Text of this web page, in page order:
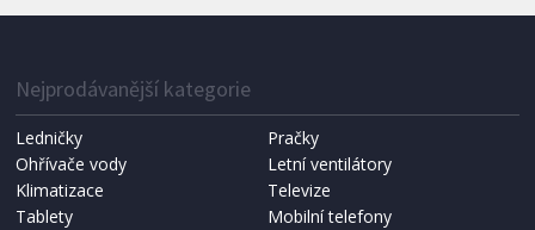
Nejprodávanější kategorie
Ledničky
Pračky
Ohřívače vody
Letní ventilátory
Klimatizace
Televize
Tablety
Mobilní telefony